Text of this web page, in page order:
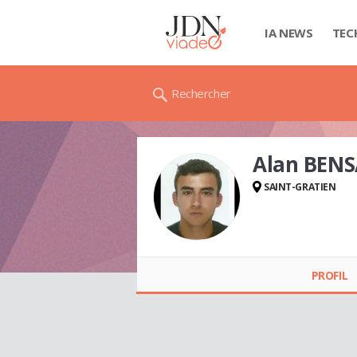
IA NEWS
Rechercher
Alan
SAINT-GRATIEN
PROFIL